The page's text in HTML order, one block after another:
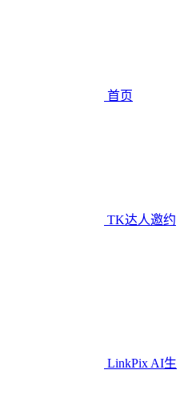
首页
TK达人邀约
LinkPix AI生